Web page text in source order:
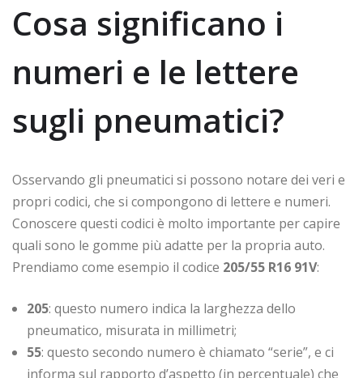
Cosa significano i
numeri e le lettere
sugli pneumatici?
Osservando gli pneumatici si possono notare dei veri e
propri codici, che si compongono di lettere e numeri.
Conoscere questi codici è molto importante per capire
quali sono le gomme più adatte per la propria auto.
Prendiamo come esempio il codice 205/55 R16 91V:
205: questo numero indica la larghezza dello
pneumatico, misurata in millimetri;
55: questo secondo numero è chiamato “serie”, e ci
informa sul rapporto d’aspetto (in percentuale) che